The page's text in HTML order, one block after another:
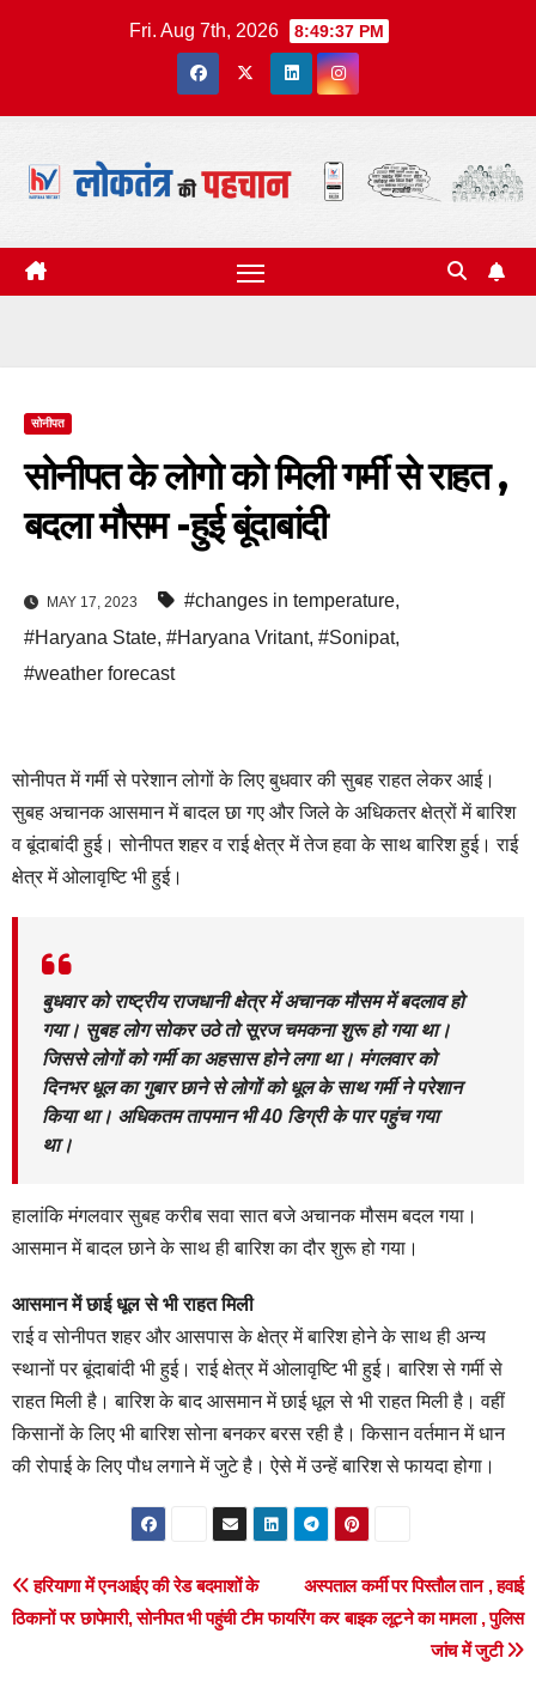
Fri. Aug 7th, 2026 8:49:38 PM
सोनीपत
सोनीपत के लोगो को मिली गर्मी से राहत ,
बदला मौसम -हुई बूंदाबांदी
MAY 17, 2023 #changes in temperature,
#Haryana State, #Haryana Vritant, #Sonipat,
#weather forecast
सोनीपत में गर्मी से परेशान लोगों के लिए बुधवार की सुबह राहत लेकर आई।
सुबह अचानक आसमान में बादल छा गए और जिले के अधिकतर क्षेत्रों में बारिश
व बूंदाबांदी हुई। सोनीपत शहर व राई क्षेत्र में तेज हवा के साथ बारिश हुई। राई
क्षेत्र में ओलावृष्टि भी हुई।
बुधवार को राष्ट्रीय राजधानी क्षेत्र में अचानक मौसम में बदलाव हो
गया। सुबह लोग सोकर उठे तो सूरज चमकना शुरू हो गया था।
जिससे लोगों को गर्मी का अहसास होने लगा था। मंगलवार को
दिनभर धूल का गुबार छाने से लोगों को धूल के साथ गर्मी ने परेशान
किया था। अधिकतम तापमान भी 40 डिग्री के पार पहुंच गया
था।
हालांकि मंगलवार सुबह करीब सवा सात बजे अचानक मौसम बदल गया।
आसमान में बादल छाने के साथ ही बारिश का दौर शुरू हो गया।
आसमान में छाई धूल से भी राहत मिली
राई व सोनीपत शहर और आसपास के क्षेत्र में बारिश होने के साथ ही अन्य
स्थानों पर बूंदाबांदी भी हुई। राई क्षेत्र में ओलावृष्टि भी हुई। बारिश से गर्मी से
राहत मिली है। बारिश के बाद आसमान में छाई धूल से भी राहत मिली है। वहीं
किसानों के लिए भी बारिश सोना बनकर बरस रही है। किसान वर्तमान में धान
की रोपाई के लिए पौध लगाने में जुटे है। ऐसे में उन्हें बारिश से फायदा होगा।
Post
navigation
अस्पताल कर्मी पर पिस्तौल तान , हवाई
फायरिंग कर बाइक लूटने का मामला , पुलिस
जांच में जुटी
हरियाणा में एनआईए की रेड बदमाशों के
ठिकानों पर छापेमारी, सोनीपत भी पहुंची टीम